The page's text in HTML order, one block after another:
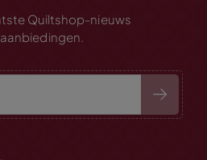
Quiltshop-nieuws